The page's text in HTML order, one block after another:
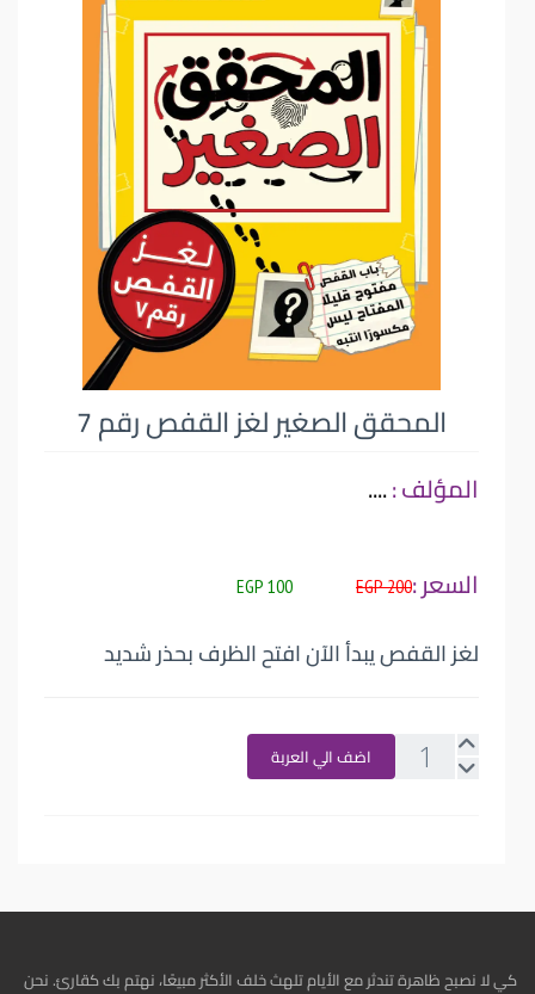
المحقق الصغير لغز القفص رقم 7
المؤلف :....
السعر :200 EGP
100 EGP
لغز القفص يبدأ الآن افتح الظرف بحذر شديد
اضف الي العربة
كي لا نصبح ظاهرة تندثر مع الأيام تلهث خلف الأكثر مبيعًا، نهتم بك كقارئ. نحن